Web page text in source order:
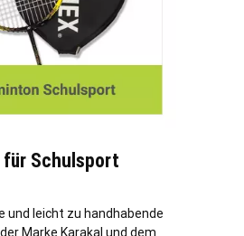
Schulsport
und leicht zu handhabende
Marke Karakal und dem